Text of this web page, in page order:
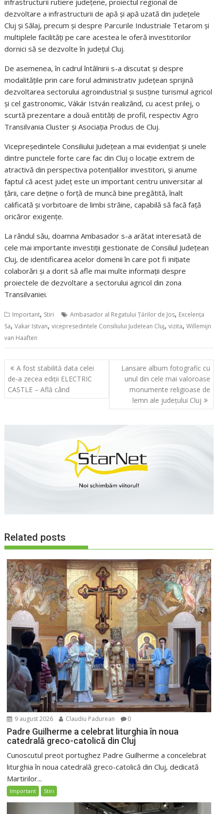
infrastructurii rutiere județene, proiectul regional de
dezvoltare a infrastructurii de apă și apă uzată din județele
Cluj și Sălaj, precum și despre Parcurile Industriale Tetarom şi
multiplele facilităţi pe care acestea le oferă investitorilor
dornici să se dezvolte în judeţul Cluj.
De asemenea, în cadrul întâlnirii s-a discutat și despre
modalitățile prin care forul administrativ județean sprijină
dezvoltarea sectorului agroindustrial și susține turismul agricol
și cel gastronomic, Vákár István realizând, cu acest prilej, o
scurtă prezentare a două entități de profil, respectiv Agro
Transilvania Cluster și Asociația Produs de Cluj.
Vicepreședintele Consiliului Județean a mai evidenţiat și unele
dintre punctele forte care fac din Cluj o locație extrem de
atractivă din perspectiva potenţialilor investitori, și anume
faptul că acest judeţ este un important centru universitar al
ţării, care deține o forţă de muncă bine pregătită, înalt
calificată și vorbitoare de limbi străine, capabilă să facă față
oricăror exigențe.
La rândul său, doamna Ambasador s-a arătat interesată de
cele mai importante investiții gestionate de Consiliul Județean
Cluj, de identificarea acelor domenii în care pot fi inițiate
colaborări și a dorit să afle mai multe informații despre
proiectele de dezvoltare a sectorului agricol din zona
Transilvaniei.
Important, Stiri Ambasador al Regatului Țărilor de Jos, Excelența
Sa,Vakar Istvan,vicepresedintele Consiliului Judetean Cluj,vizita,Willemijn
van Haaften
Navigare
în
articole
A fost stabilită data celei
de-a zecea ediții ELECTRIC
CASTLE – Află când
Lansare album fotografic cu
unul din cele mai valoroase
monumente religioase de
lemn ale județului Cluj
Related posts
9 august 2026 Claudiu Padurean 0
Padre Guilherme a celebrat liturghia în noua
catedrală greco-catolică din Cluj
Cunoscutul preot portughez Padre Guilherme a concelebrat
liturghia în noua catedrală greco-catolică din Cluj, dedicată
Martirilor...
Important Stiri